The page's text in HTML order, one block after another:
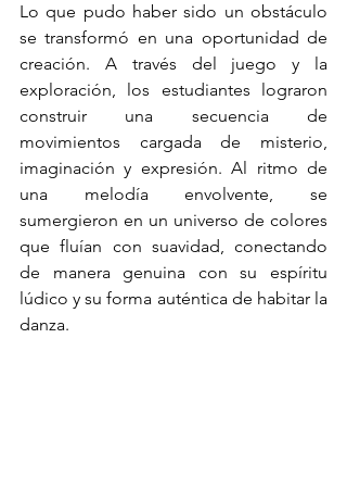
Lo que pudo haber sido un obstáculo
se transformó en una oportunidad de
creación. A través del juego y la
exploración, los estudiantes lograron
construir una secuencia de
movimientos cargada de misterio,
imaginación y expresión. Al ritmo de
una melodía envolvente, se
sumergieron en un universo de colores
que fluían con suavidad, conectando
de manera genuina con su espíritu
lúdico y su forma auténtica de habitar la
danza.